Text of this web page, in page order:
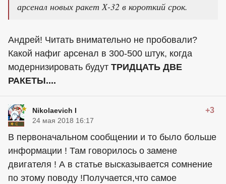
арсенал новых ракет Х-32 в короткий срок.
Андрей! Читать внимательно не пробовали?
Какой нафиг арсенал в 300-500 штук, когда
модернизировать будут ТРИДЦАТЬ ДВЕ
РАКЕТЫ....
Nikolaevich I +3
24 мая 2018 16:17
В первоначальном сообщении и то было больше
информации ! Там говорилось о замене
двигателя ! А в статье высказывается сомнение
по этому поводу !Получается,что самое